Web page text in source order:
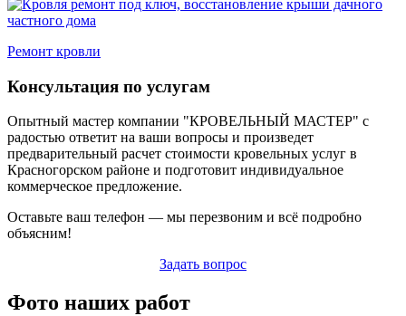
Ремонт кровли
Консультация по услугам
Опытный мастер компании "КРОВЕЛЬНЫЙ МАСТЕР" с
радостью ответит на ваши вопросы и произведет
предварительный расчет стоимости кровельных услуг в
Красногорском районе и подготовит индивидуальное
коммерческое предложение.
Оставьте ваш телефон — мы перезвоним и всё подробно
объясним!
Задать вопрос
Фото наших работ